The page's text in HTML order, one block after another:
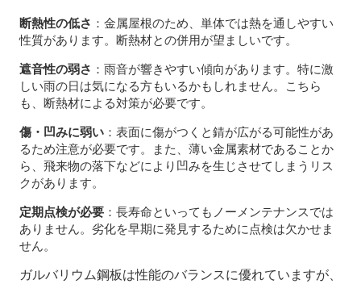
断熱性の低さ ：金属屋根のため、単体では熱を通しやすい
性質があります。断熱材との併用が望ましいです。
遮音性の弱さ ：雨音が響きやすい傾向があります。特に激
しい雨の日は気になる方もいるかもしれません。こちら
も、断熱材による対策が必要です。
傷・凹みに弱い：表面に傷がつくと錆が広がる可能性があ
るため注意が必要です。また、薄い金属素材であることか
ら、飛来物の落下などにより凹みを生じさせてしまうリス
クがあります。
定期点検が必要：長寿命といってもノーメンテナンスでは
ありません。劣化を早期に発見するために点検は欠かせま
せん。
ガルバリウム鋼板は性能のバランスに優れていますが、